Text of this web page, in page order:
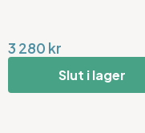
3 280 kr
Slut i lager